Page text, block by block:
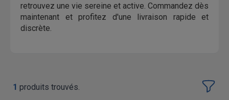
retrouvez une vie sereine et active. Commandez dès
maintenant et profitez d'une livraison rapide et
discrète.
1 produits trouvés.